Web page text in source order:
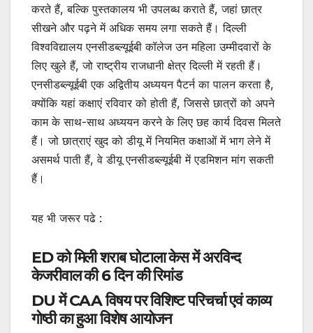
करते हैं, बल्कि पुस्तकालय भी उपलब्ध कराते हैं, जहां छात्र
सीखने और पढ़ने में अधिक समय लगा सकते हैं। दिल्ली
विश्वविद्यालय एनसीडब्ल्यूईबी कॉलेज उन महिला उम्मीदवारों के
लिए खुले हैं, जो राष्ट्रीय राजधानी क्षेत्र दिल्ली में रहती हैं।
एनसीडब्ल्यूईबी एक अद्वितीय अध्ययन पैटर्न का पालन करता है,
क्योंकि यहां कक्षाएं रविवार को होती हैं, जिससे छात्रों को अपने
काम के साथ-साथ अध्ययन करने के लिए छह कार्य दिवस मिलते
हैं। जो छात्राएं खुद को डीयू में नियमित कक्षाओं में भाग लेने में
असमर्थ पाती हैं, वे डीयू एनसीडब्ल्यूईबी में एडमिशन मांग सकती
हैं।
यह भी जरूर पढे :
ED को मिली शराब घोटाला केस में अरविन्द
केजरीवाल की 6 दिन की रिमांड
DU में CAA विषय पर विशिष्ट परिचर्चा एवं काव्य
गोष्ठी का हुआ विशेष आयोजन